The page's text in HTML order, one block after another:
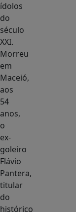
ídolos
do
século
XXI.
Morreu
em
Maceió,
aos
54
anos,
o
ex-
goleiro
Flávio
Pantera,
titular
do
histórico